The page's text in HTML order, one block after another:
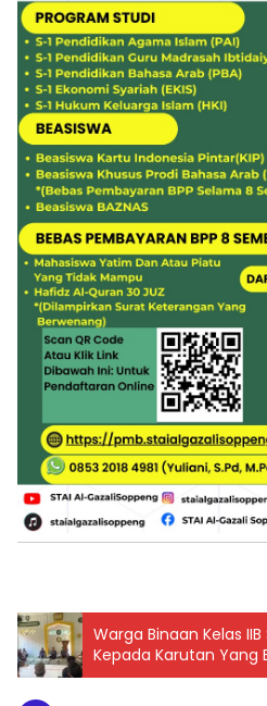
Warga Binaan Kelas
Kepada Karutan Yang